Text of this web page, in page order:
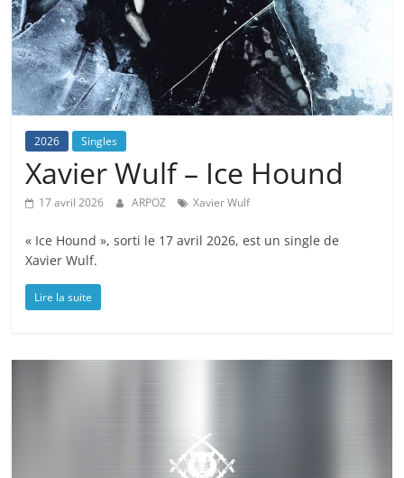
2026 Singles
Xavier Wulf – Ice Hound
17 avril 2026 ARPOZ Xavier Wulf
« Ice Hound », sorti le 17 avril 2026, est un single de
Xavier Wulf.
Lire la suite